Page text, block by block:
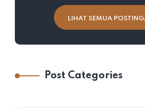
LIHAT SEMUA
Post Categories